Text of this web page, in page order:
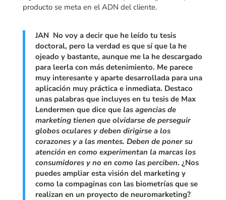
producto se meta en el ADN del cliente.
JAN No voy a decir que he leído tu tesis
doctoral, pero la verdad es que sí que la he
ojeado y bastante, aunque me la he descargado
para leerla con más detenimiento. Me parece
muy interesante y aparte desarrollada para una
aplicación muy práctica e inmediata. Destaco
unas palabras que incluyes en tu tesis de Max
Lendermen que dice que las agencias de
marketing tienen que olvidarse de perseguir
globos oculares y deben dirigirse a los
corazones y a las mentes. Deben de poner su
atención en como experimentan la marcas los
consumidores y no en como las perciben. ¿Nos
puedes ampliar esta visión del marketing y
como la compaginas con las biometrías que se
realizan en un proyecto de neuromarketing?